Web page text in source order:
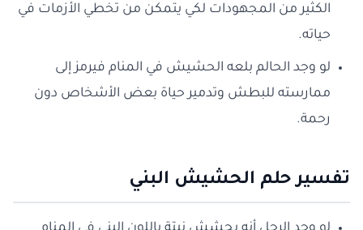
الكثير من المجهودات لكي يتمكن من تخطي الأزمات في
حياته.
لو وجد الحالم بلعه الحشيش في المنام فيرمز إلى
ممارسته للبطش وتدمير حياة بعض الأشخاص دون
رحمة.
تفسير حلم الحشيش البني